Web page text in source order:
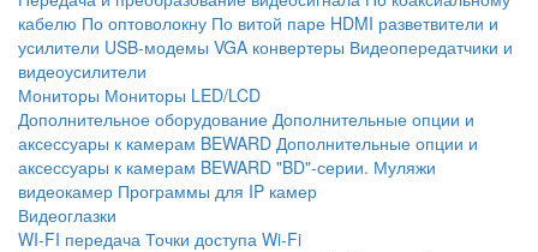
кабелю По оптоволокну По витой паре HDMI разветвители и
усилители USB-модемы VGA конвертеры Видеопередатчики и
видеоусилители
Мониторы Мониторы LED/LCD
Дополнительное оборудование Дополнительные опции и
аксессуары к камерам BEWARD Дополнительные опции и
аксессуары к камерам BEWARD "BD"-серии. Муляжи
видеокамер Программы для IP камер
Видеоглазки
WI-FI передача Точки доступа Wi-Fi